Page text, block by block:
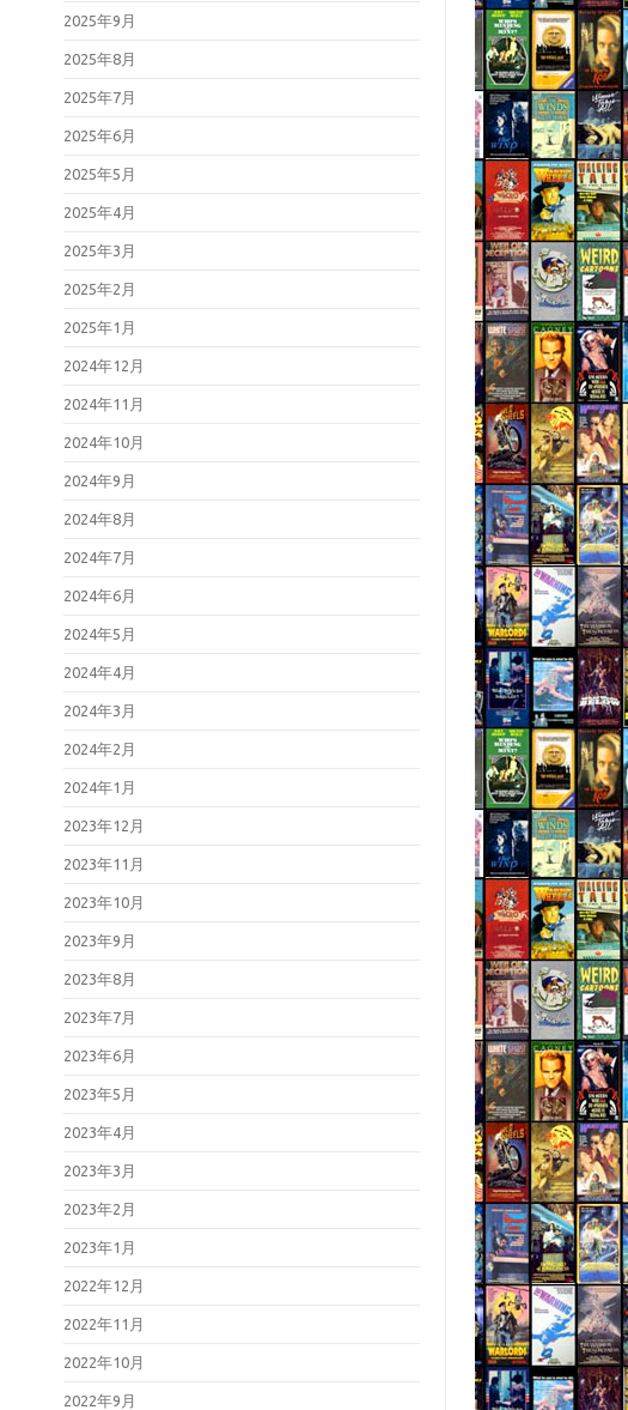
2025年9月
2025年8月
2025年7月
2025年6月
2025年5月
2025年4月
2025年3月
2025年2月
2025年1月
2024年12月
2024年11月
2024年10月
2024年9月
2024年8月
2024年7月
2024年6月
2024年5月
2024年4月
2024年3月
2024年2月
2024年1月
2023年12月
2023年11月
2023年10月
2023年9月
2023年8月
2023年7月
2023年6月
2023年5月
2023年4月
2023年3月
2023年2月
2023年1月
2022年12月
2022年11月
2022年10月
2022年9月